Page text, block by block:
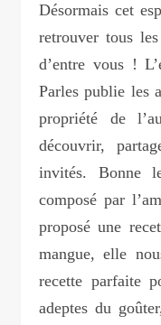
Désormais cet espace est à vous ! Vous pourrez
retrouver tous
d’entre vous !
Parles publie les
propriété de
découvrir,
invités. Bonne
composé par
proposé une
mangue, elle
recette parfaite
adeptes du